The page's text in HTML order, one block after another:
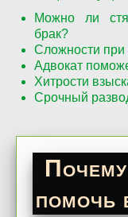
Можно ли
брак?
Сложности при
Адвокат
Хитрости
Срочный
помочь